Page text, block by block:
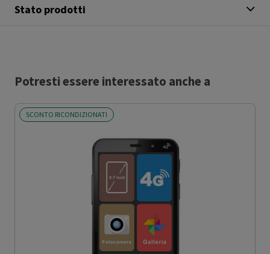
Stato prodotti
Potresti essere interessato anche a
SCONTO RICONDIZIONATI